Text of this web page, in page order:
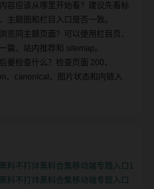
容应该从哪里开始看？建议先看标
主题图和栏目入口是否一致。
览同主题页面？可以使用栏目页、
篇、站内推荐和 sitemap。
要检查什么？检查页面 200、
、canonical、图片状态和内链入
料不打烊黑料合集移动端专题入口1
料不打烊黑料合集移动端专题入口